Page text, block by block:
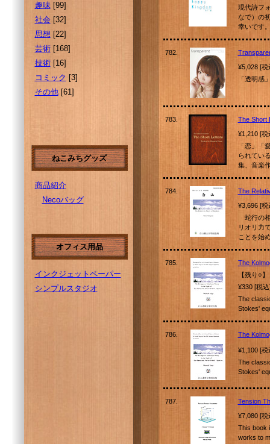
趣味[99]
社会[32]
思想 [22]
芸術[168]
技術[16]
コミック [3]
その他[61]
ねこみちグッズ
商品紹介
Necoバッグ
オフィス用品
インクジェットペーパー
シンプルスタジオ
現代詩フ
なで）の
幸いです
782.
¥5,028 [
「透明感
783.
The Short
¥1,210 [
「恋」「
られてい
集、音楽
784.
The
¥3,696 [
蛇行の
リオリ力
ことを始
785.
The
【残り○】
¥330 [税
The
Stokes'
786. The
¥1,100 [
The
Stokes'
787.
Tension
¥7,080 [
This book
works to